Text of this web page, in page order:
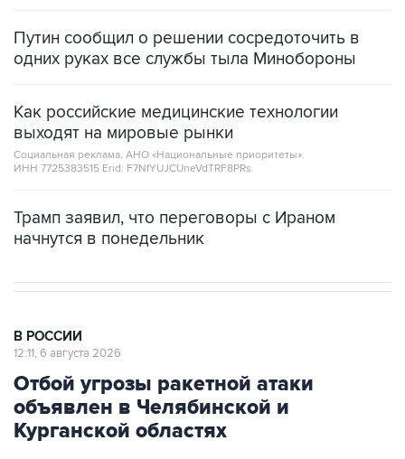
Путин сообщил о решении сосредоточить в
одних руках все службы тыла Минобороны
Как российские медицинские технологии
выходят на мировые рынки
Социальная реклама, АНО «Национальные приоритеты».
ИНН 7725383515 Erid: F7NfYUJCUneVdTRF8PRs
Трамп заявил, что переговоры с Ираном
начнутся в понедельник
В РОССИИ
12:11, 6 августа 2026
Отбой угрозы ракетной атаки
объявлен в Челябинской и
Курганской областях